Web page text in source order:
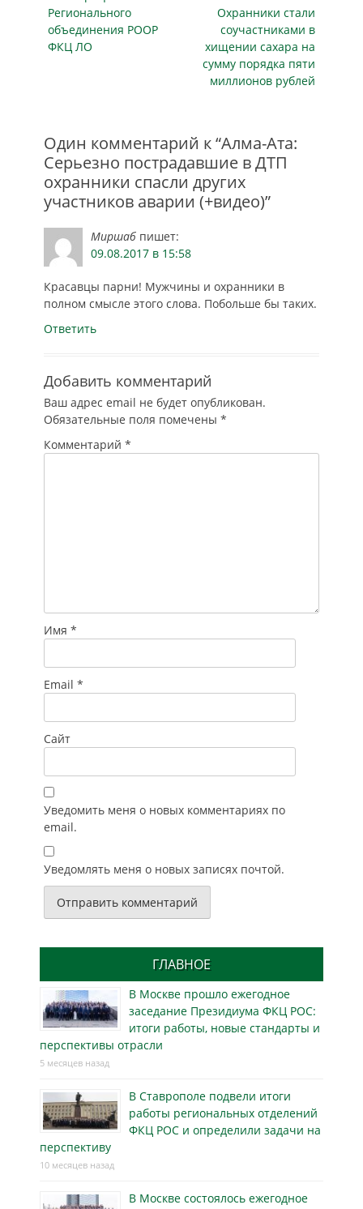
деятельности.
Поправки
предлагается
внести в Уголовный
водители,
скрывшиеся с…
публикация
Регионального
объединения РООР
ФКЦ ЛО
публикацияОхранники стали
соучастниками в
хищении сахара на
сумму порядка пяти
миллионов рублей
Один комментарий к “Алма-Ата:
Серьезно пострадавшие в ДТП
охранники спасли других
участников аварии (+видео)”
Миршаб пишет:
09.08.2017 в 15:58
Красавцы парни! Мужчины и охранники в
полном смысле этого слова. Побольше бы таких.
Ответить
Добавить комментарий
Ваш адрес email не будет опубликован.
Обязательные поля помечены *
Комментарий *
Имя *
Email *
Сайт
Уведомить меня о новых комментариях по
email.
Уведомлять меня о новых записях почтой.
ГЛАВНОЕ
В Москве прошло ежегодное
заседание Президиума ФКЦ РОС:
итоги работы, новые стандарты и
перспективы отрасли
5 месяцев назад
В Ставрополе подвели итоги
работы региональных отделений
ФКЦ РОС и определили задачи на
перспективу
10 месяцев назад
В Москве состоялось ежегодное